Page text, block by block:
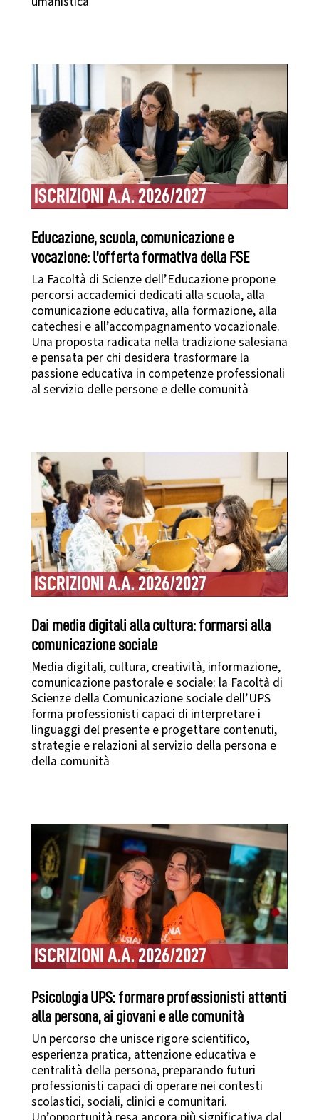
ISCRIZIONI A.A. 2026/2027
Educazione, scuola, comunicazione e
vocazione: l’offerta formativa della FSE
La Facoltà di Scienze dell’Educazione propone
percorsi accademici dedicati alla scuola, alla
comunicazione educativa, alla formazione, alla
catechesi e all’accompagnamento vocazionale.
Una proposta radicata nella tradizione salesiana
e pensata per chi desidera trasformare la
passione educativa in competenze professionali
al servizio delle persone e delle comunità
ISCRIZIONI A.A. 2026/2027
Dai media digitali alla cultura: formarsi alla
comunicazione sociale
Media digitali, cultura, creatività, informazione,
comunicazione pastorale e sociale: la Facoltà di
Scienze della Comunicazione sociale dell’UPS
forma professionisti capaci di interpretare i
linguaggi del presente e progettare contenuti,
strategie e relazioni al servizio della persona e
della comunità
ISCRIZIONI A.A. 2026/2027
Psicologia UPS: formare professionisti attenti
alla persona, ai giovani e alle comunità
Un percorso che unisce rigore scientifico,
esperienza pratica, attenzione educativa e
centralità della persona, preparando futuri
professionisti capaci di operare nei contesti
scolastici, sociali, clinici e comunitari.